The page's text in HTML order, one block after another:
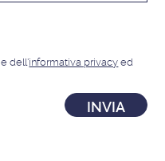
e dell'informativa privacy ed